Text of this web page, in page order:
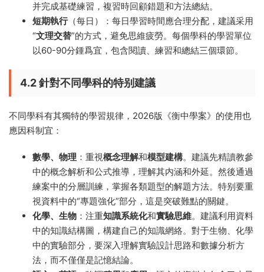
并完成基礎練習，複習時回顧錯題和方法總結。
短期執行（每日）：每日學習時間應合理分配，建議采用
“文理交替”的方式，避免思維疲勞。每個學科的學習單位
以60-90分鍾爲宜，包含閱讀、練習和總結三個環節。
4.2 針對不同學科的特别建議
不同學科有其獨特的學習規律，2026版《衡中學案》的使用也
應因科制宜：
數學、物理 ：重視概念理解和模型建構。建議先精讀教參
中的概念解析和公式推導，理解其内涵和外延。然後通過
練案中的分層訓練，掌握各類題型的解題方法。特别要重
視資料中的“專題強化”部分，這是突破難點的關鍵。
化學、生物 ：注重知識系統化和實驗思維。建議利用資料
中的知識結構圖，構建自己的知識網絡。對于生物、化學
中的實驗部分，要深入理解實驗設計思路和數據分析方
法，而不僅僅是記憶結論。